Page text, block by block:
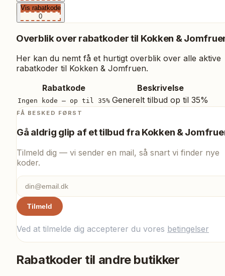
Vis rabatkode
0
Overblik over rabatkoder til Kokken &
Her kan du nemt få et hurtigt overblik over alle aktive
rabatkoder til Kokken & Jomfruen.
Rabatkode
Beskrivelse
Ingen kode – op til 35% Generelt tilbud op til 35%
FÅ BESKED FØRST
Gå aldrig glip af et tilbud fra Kokken &
Tilmeld dig — vi sender en mail, så snart vi finder nye
koder.
Tilmeld
Ved at tilmelde dig accepterer du vores betingelser
Rabatkoder til andre butikker